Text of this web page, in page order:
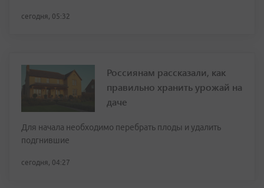
сегодня, 05:32
Россиянам рассказали, как
правильно хранить урожай на
даче
Для начала необходимо перебрать плоды и удалить
подгнившие
сегодня, 04:27